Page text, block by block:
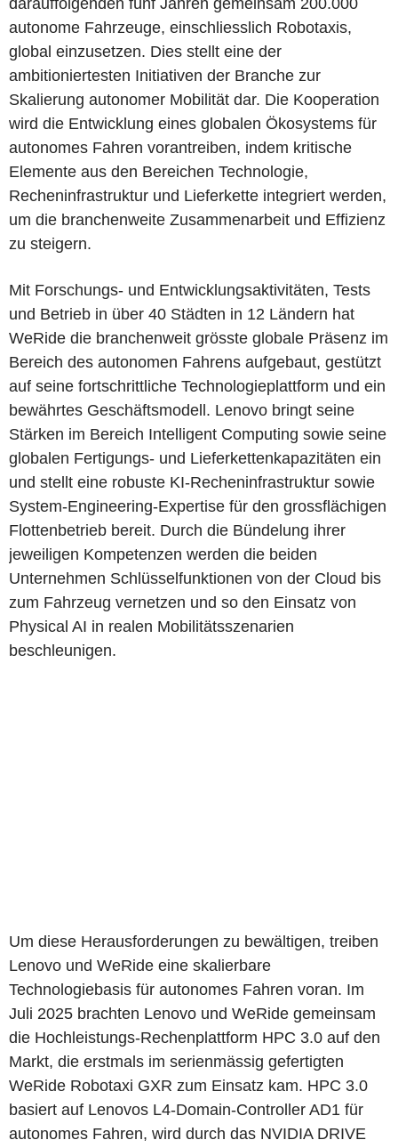
darauffolgenden fünf Jahren gemeinsam 200.000
autonome Fahrzeuge, einschliesslich Robotaxis,
global einzusetzen. Dies stellt eine der
ambitioniertesten Initiativen der Branche zur
Skalierung autonomer Mobilität dar. Die Kooperation
wird die Entwicklung eines globalen Ökosystems für
autonomes Fahren vorantreiben, indem kritische
Elemente aus den Bereichen Technologie,
Recheninfrastruktur und Lieferkette integriert werden,
um die branchenweite Zusammenarbeit und Effizienz
zu steigern.
Mit Forschungs- und Entwicklungsaktivitäten, Tests
und Betrieb in über 40 Städten in 12 Ländern hat
WeRide die branchenweit grösste globale Präsenz im
Bereich des autonomen Fahrens aufgebaut, gestützt
auf seine fortschrittliche Technologieplattform und ein
bewährtes Geschäftsmodell. Lenovo bringt seine
Stärken im Bereich Intelligent Computing sowie seine
globalen Fertigungs- und Lieferkettenkapazitäten ein
und stellt eine robuste KI-Recheninfrastruktur sowie
System-Engineering-Expertise für den grossflächigen
Flottenbetrieb bereit. Durch die Bündelung ihrer
jeweiligen Kompetenzen werden die beiden
Unternehmen Schlüsselfunktionen von der Cloud bis
zum Fahrzeug vernetzen und so den Einsatz von
Physical AI in realen Mobilitätsszenarien
beschleunigen.
Um diese Herausforderungen zu bewältigen, treiben
Lenovo und WeRide eine skalierbare
Technologiebasis für autonomes Fahren voran. Im
Juli 2025 brachten Lenovo und WeRide gemeinsam
die Hochleistungs-Rechenplattform HPC 3.0 auf den
Markt, die erstmals im serienmässig gefertigten
WeRide Robotaxi GXR zum Einsatz kam. HPC 3.0
basiert auf Lenovos L4-Domain-Controller AD1 für
autonomes Fahren, wird durch das NVIDIA DRIVE